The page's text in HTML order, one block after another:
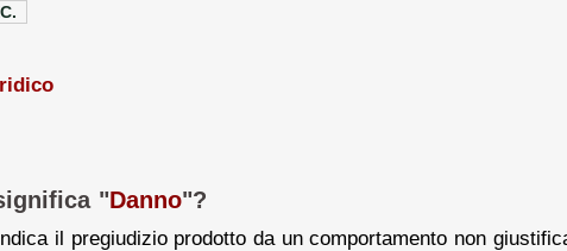
"Danno"?
il pregiudizio prodotto da un comportamento non